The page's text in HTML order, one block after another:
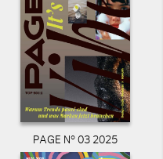
PAGE N° 03 2025